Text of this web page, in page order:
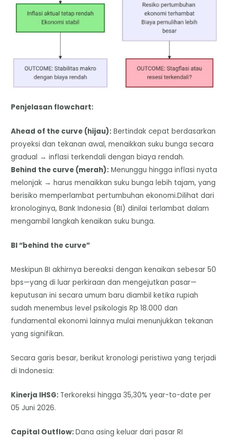
Penjelasan flowchart:
Ahead of the curve (hijau): Bertindak cepat berdasarkan
proyeksi dan tekanan awal, menaikkan suku bunga secara
gradual → inflasi terkendali dengan biaya rendah.
Behind the curve (merah): Menunggu hingga inflasi nyata
melonjak → harus menaikkan suku bunga lebih tajam, yang
berisiko memperlambat pertumbuhan ekonomi.Dilihat dari
kronologinya, Bank Indonesia (BI) dinilai terlambat dalam
mengambil langkah kenaikan suku bunga.
BI “behind the curve”
Meskipun BI akhirnya bereaksi dengan kenaikan sebesar 50
bps—yang di luar perkiraan dan mengejutkan pasar—
keputusan ini secara umum baru diambil ketika rupiah
sudah menembus level psikologis Rp 18.000 dan
fundamental ekonomi lainnya mulai menunjukkan tekanan
yang signifikan.
Secara garis besar, berikut kronologi peristiwa yang terjadi
di Indonesia:
Kinerja IHSG: Terkoreksi hingga 35,30% year-to-date per
05 Juni 2026.
Capital Outflow:Dana asing keluar dari pasar RI